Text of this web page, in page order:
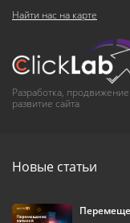
Найти нас на карте
Разработка,
развитие сайта
Новые статьи